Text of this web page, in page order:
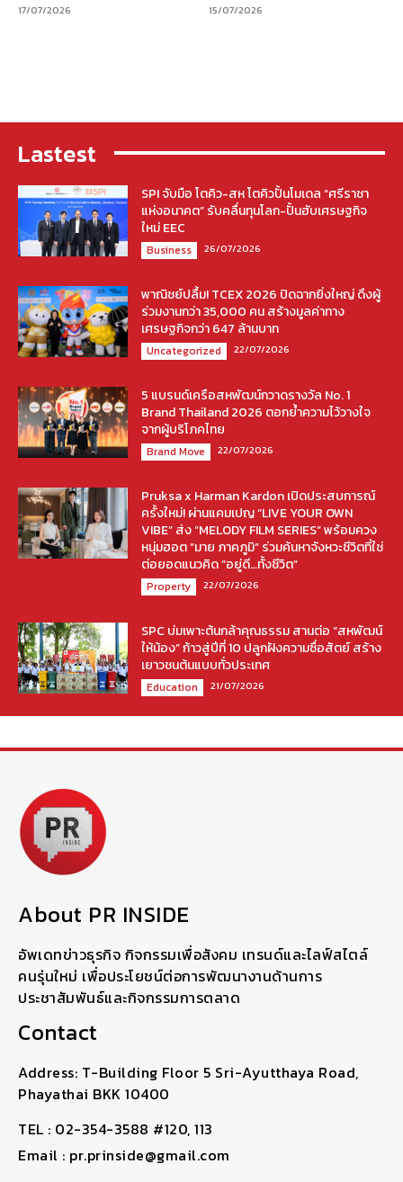
17/07/2026 15/07/2026
Lastest
SPI จับมือ โตคิว-สห โตคิวปั้นโมเดล “ศรีราชา
แห่งอนาคต” รับคลื่นทุนโลก-ปั้นฮับเศรษฐกิจ
ใหม่ EEC
Business 26/07/2026
พาณิชย์ปลื้ม! TCEX 2026 ปิดฉากยิ่งใหญ่ ดึงผู้
ร่วมงานกว่า 35,000 คน สร้างมูลค่าทาง
เศรษฐกิจกว่า 647 ล้านบาท
Uncategorized 22/07/2026
5 แบรนด์เครือสหพัฒน์กวาดรางวัล No. 1
Brand Thailand 2026 ตอกย้ำความไว้วางใจ
จากผู้บริโภคไทย
Brand Move 22/07/2026
Pruksa x Harman Kardon เปิดประสบการณ์
ครั้งใหม่! ผ่านแคมเปญ “LIVE YOUR OWN
VIBE” ส่ง “MELODY FILM SERIES” พร้อมควง
หนุ่มฮอต “มาย ภาคภูมิ” ร่วมค้นหาจังหวะชีวิตที่ใช่
ต่อยอดแนวคิด “อยู่ดี…ทั้งชีวิต”
Property 22/07/2026
SPC บ่มเพาะต้นกล้าคุณธรรม สานต่อ “สหพัฒน์
ให้น้อง” ก้าวสู่ปีที่ 10 ปลูกฝังความซื่อสัตย์ สร้าง
เยาวชนต้นแบบทั่วประเทศ
Education 21/07/2026
About PR INSIDE
อัพเดทข่าวธุรกิจ กิจกรรมเพื่อสังคม เทรนด์และไลฟ์สไตล์
คนรุ่นใหม่ เพื่อประโยชน์ต่อการพัฒนางานด้านการ
ประชาสัมพันธ์และกิจกรรมการตลาด
Contact
Address: T-Building Floor 5 Sri-Ayutthaya Road,
Phayathai BKK 10400
TEL : 02-354-3588 #120, 113
Email : pr.prinside@gmail.com